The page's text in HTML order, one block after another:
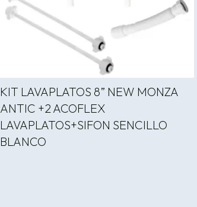
KIT LAVAPLATOS 8” NEW MONZA
ANTIC +2 ACOFLEX
LAVAPLATOS+SIFON SENCILLO
BLANCO